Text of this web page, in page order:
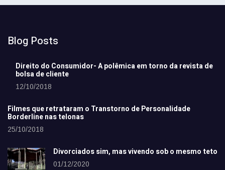
Blog Posts
Direito do Consumidor- A polêmica em torno da revista de
bolsa de cliente
12/10/2018
Filmes que retrataram o Transtorno de Personalidade
Borderline nas telonas
25/10/2018
Divorciados sim, mas vivendo sob o mesmo teto
01/12/2020